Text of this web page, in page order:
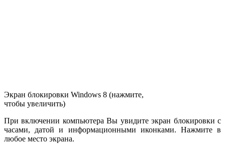
Экран блокировки Windows 8 (нажмите,
чтобы увеличить)
При включении компьютера Вы увидите экран блокировки с
часами, датой и информационными иконками. Нажмите в
любое место экрана.